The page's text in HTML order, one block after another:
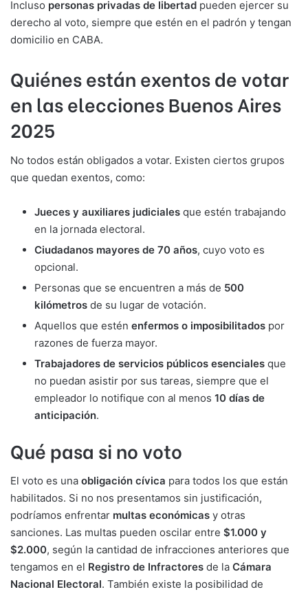
Incluso personas privadas de libertad pueden ejercer su
derecho al voto, siempre que estén en el padrón y tengan
domicilio en CABA.
Quiénes están exentos de votar
en las elecciones Buenos Aires
2025
No todos están obligados a votar. Existen ciertos grupos
que quedan exentos, como:
Jueces y auxiliares judiciales que estén trabajando
en la jornada electoral.
Ciudadanos mayores de 70 años, cuyo voto es
opcional.
Personas que se encuentren a más de 500
kilómetros de su lugar de votación.
Aquellos que estén enfermos o imposibilitados por
razones de fuerza mayor.
Trabajadores de servicios públicos esenciales que
no puedan asistir por sus tareas, siempre que el
empleador lo notifique con al menos 10 días de
anticipación.
Qué pasa si no voto
El voto es una obligación cívica para todos los que están
habilitados. Si no nos presentamos sin justificación,
podríamos enfrentar multas económicas y otras
sanciones. Las multas pueden oscilar entre $1.000 y
$2.000, según la cantidad de infracciones anteriores que
tengamos en el Registro de Infractores de la Cámara
Nacional Electoral. También existe la posibilidad de